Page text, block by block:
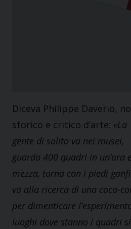
Diceva Philippe Daverio,
storico e critico d’arte: «La
gente di solito va nei musei,
guarda 400 quadri in un’ora e
mezza, torna con i piedi
va alla ricerca di una coca-
per dimenticare
luoghi dove stanno i quadri si